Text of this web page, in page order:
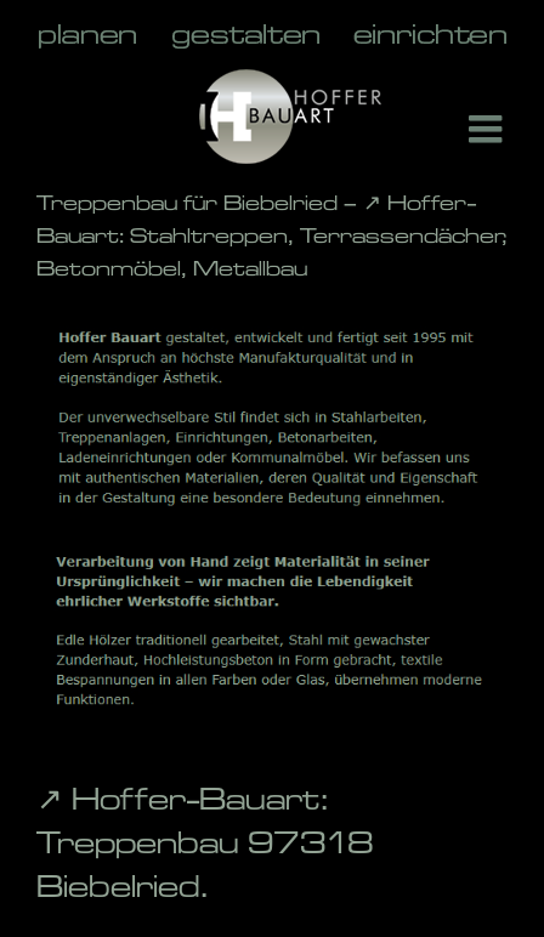
Treppenbau für Biebelried – ↗️ Hoffer-
Bauart: Stahltreppen, Terrassendächer,
Betonmöbel, Metallbau
↗️ Hoffer-Bauart:
Treppenbau 97318
Biebelried.